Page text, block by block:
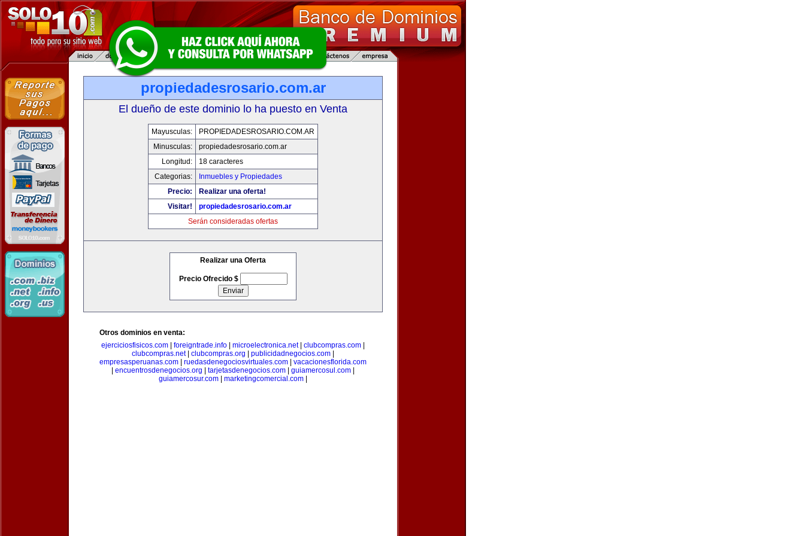
propiedadesrosario.com.ar
El dueño de este dominio lo ha puesto en Venta
Mayusculas:
PROPIEDADESROSARIO.COM.AR
Minusculas:
propiedadesrosario.com.ar
Longitud:
18 caracteres
Categorias:
Inmuebles y Propiedades
Precio:
Realizar una oferta!
Visitar!
propiedadesrosario.com.ar
Serán consideradas ofertas
Realizar una Oferta
Precio Ofrecido $
Otros dominios en venta:
ejerciciosfisicos.com
foreigntrade.info microelectronica.net| clubcompras.com
clubcompras.net| clubcompras.org publicidadnegocios.com
empresasperuanas.com
ruedasdenegociosvirtuales.com
vacacionesflorida.com
encuentrosdenegocios.org tarjetasdenegocios.com guiamercosul.com
guiamercosur.com
marketingcomercial.com